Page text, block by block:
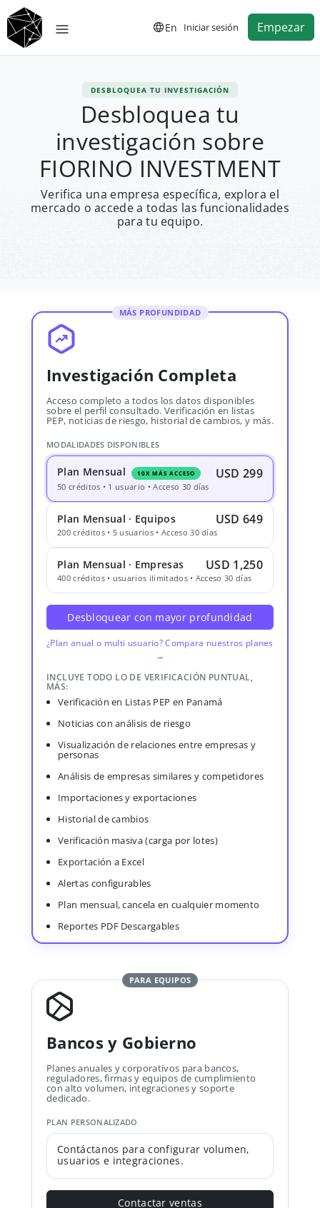
En Iniciar sesión Empezar
DESBLOQUEA TU INVESTIGACIÓN
Desbloquea tu
investigación sobre
FIORINO INVESTMENT
Verifica una empresa específica, explora el
mercado o accede a todas las funcionalidades
para tu equipo.
MÁS PROFUNDIDAD
Investigación Completa
Acceso completo a todos los datos disponibles
sobre el perfil consultado. Verificación en listas
PEP, noticias de riesgo, historial de cambios, y más.
MODALIDADES DISPONIBLES
Plan Mensual 10X MÁS ACCESO USD 299
50 créditos • 1 usuario • Acceso 30 días
Plan Mensual · Equipos USD 649
200 créditos • 5 usuarios • Acceso 30 días
Plan Mensual · Empresas USD 1,250
400 créditos • usuarios ilimitados • Acceso 30 días
Desbloquear con mayor profundidad
¿Plan anual o multi usuario? Compara nuestros planes
→
INCLUYE TODO LO DE VERIFICACIÓN PUNTUAL,
MÁS:
Verificación en Listas PEP en Panamá
Noticias con análisis de riesgo
Visualización de relaciones entre empresas y
personas
Análisis de empresas similares y competidores
Importaciones y exportaciones
Historial de cambios
Verificación masiva (carga por lotes)
Exportación a Excel
Alertas configurables
Plan mensual, cancela en cualquier momento
Reportes PDF Descargables
PARA EQUIPOS
Bancos y Gobierno
Planes anuales y corporativos para bancos,
reguladores, firmas y equipos de cumplimiento
con alto volumen, integraciones y soporte
dedicado.
PLAN PERSONALIZADO
Contáctanos para configurar volumen,
usuarios e integraciones.
Contactar ventas